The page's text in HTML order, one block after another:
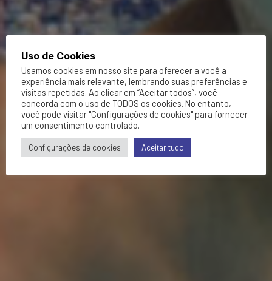
Uso de Cookies
Usamos cookies em nosso site para oferecer a você a
experiência mais relevante, lembrando suas preferências e
visitas repetidas. Ao clicar em “Aceitar todos”, você
concorda com o uso de TODOS os cookies. No entanto,
você pode visitar "Configurações de cookies" para fornecer
um consentimento controlado.
Configurações de cookies Aceitar tudo